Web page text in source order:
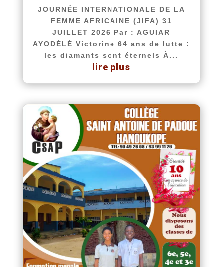
JOURNÉE INTERNATIONALE DE LA
FEMME AFRICAINE (JIFA) 31
JUILLET 2026 Par : AGUIAR
AYODÉLÉ Victorine 64 ans de lutte :
les diamants sont éternels À...
lire plus